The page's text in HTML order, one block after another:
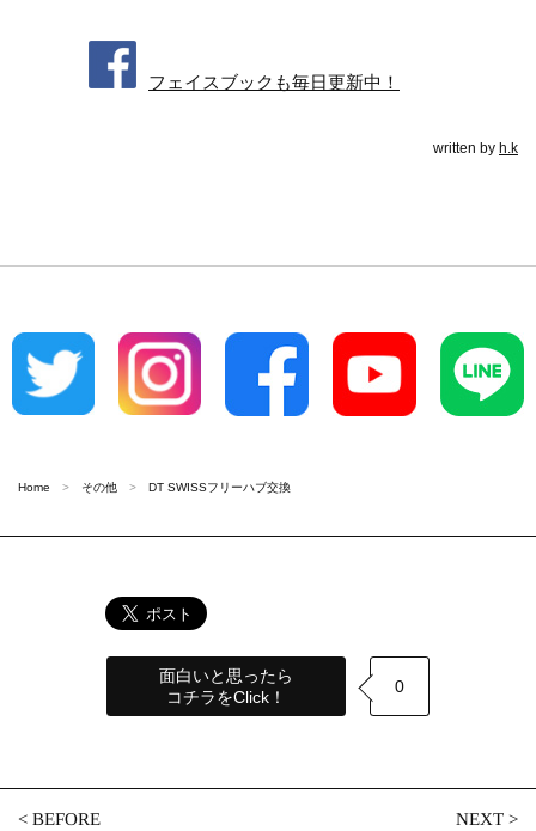
フェイスブックも毎日更新中！
written by h.k
Home その他 DT SWISSフリーハブ交換
面白いと思ったら
コチラをClick！
0
<BEFORE NEXT>